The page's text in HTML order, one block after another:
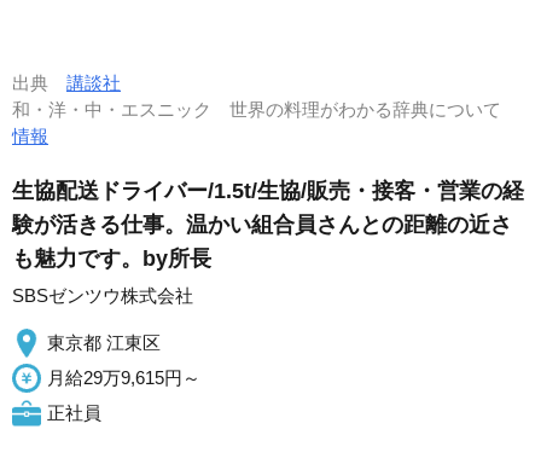
出典 講談社
和・洋・中・エスニック 世界の料理がわかる辞典について
情報
生協配送ドライバー/1.5t/生協/販売・接客・営業の経
験が活きる仕事。温かい組合員さんとの距離の近さ
も魅力です。by所長
SBSゼンツウ株式会社
東京都 江東区
月給29万9,615円～
正社員